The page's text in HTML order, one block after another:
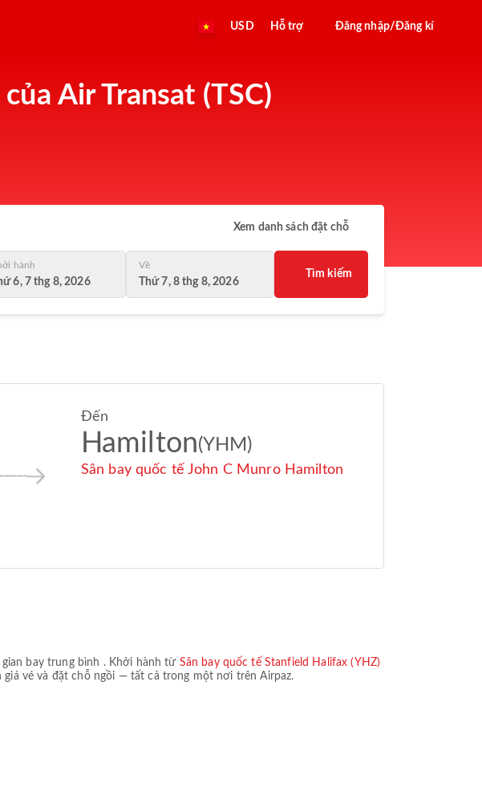
USD Hỗ trợ Đăng nhập/Đăng kí
Air Transat (TSC)
Xem danh sách đặt chỗ
hành
6, 7 thg 8, 2026
Về
Thứ 7, 8 thg 8, 2026
Tìm kiếm
Đến
Hamilton(YHM)
Sân bay quốc tế John C Munro Hamilton
bay trung bình . Khởi hành từ Sân bay quốc tế Stanfield Halifax (YHZ)
giá vé và đặt chỗ ngồi — tất cả trong một nơi trên Airpaz.